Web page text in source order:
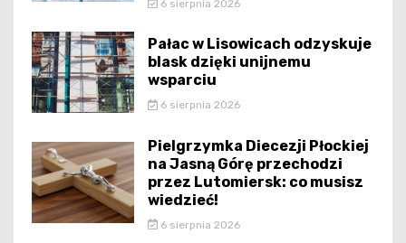
6 sierpnia 2026
Pałac w Lisowicach odzyskuje
blask dzięki unijnemu
wsparciu
6 sierpnia 2026
Pielgrzymka Diecezji Płockiej
na Jasną Górę przechodzi
przez Lutomiersk: co musisz
wiedzieć!
6 sierpnia 2026